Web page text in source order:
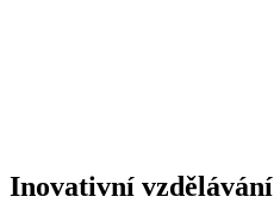
Inovativní vzdělávání